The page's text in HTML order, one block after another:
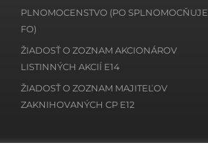
PLNOMOCENSTVO (PO SPLNOMOCŇUJE
FO)
ŽIADOSŤ O ZOZNAM AKCIONÁROV
LISTINNÝCH AKCIÍ E14
ŽIADOSŤ O ZOZNAM MAJITEĽOV
ZAKNIHOVANÝCH CP E12